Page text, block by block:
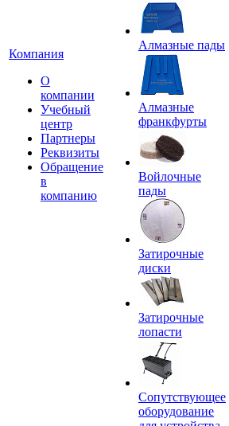
Компания
О
компании
Учебный
центр
Партнеры
Реквизиты
Обращение
в
компанию
Алмазные пады
Алмазные
франкфурты
Войлочные
пады
Затирочные
диски
Затирочные
лопасти
Сопутствующее
оборудование